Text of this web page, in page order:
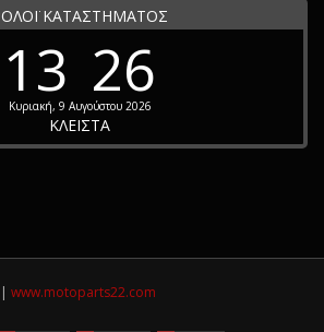
ΚΑΤΑΣΤΗΜΑΤΟΣ
13 26
Κυριακή, 9 Αυγούστου 2026
ΚΛΕΙΣΤΑ
www.motoparts22.com